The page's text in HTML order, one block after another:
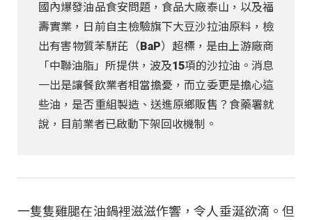
國內爆發油品食安問題，食品大廠泰山，以及福
壽實業，日前自主檢驗旗下大豆沙拉油原料，檢
出有害物質苯駢芘（BaP）超標，是由上游廠商
「中聯油脂」所提供，波及15項的沙拉油。消息
一出是讓餐飲業者相當擔憂，而立委更是擔心這
些油，是否重組製造、送進原鄉販售？食藥署就
說，目前業者已啟動下架回收機制。
一隻隻雞腿在油鍋裡滋滋作響，令人垂涎欲滴。但